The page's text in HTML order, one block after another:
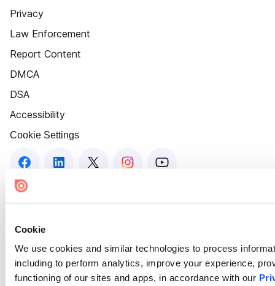
Cookie
We use cookies and similar technologies to process
including to perform analytics, improve your experience,
functioning of our sites and apps, in accordance with our
Privacy
Law Enforcement
Report Content
DMCA
DSA
Accessibility
Cookie Settings